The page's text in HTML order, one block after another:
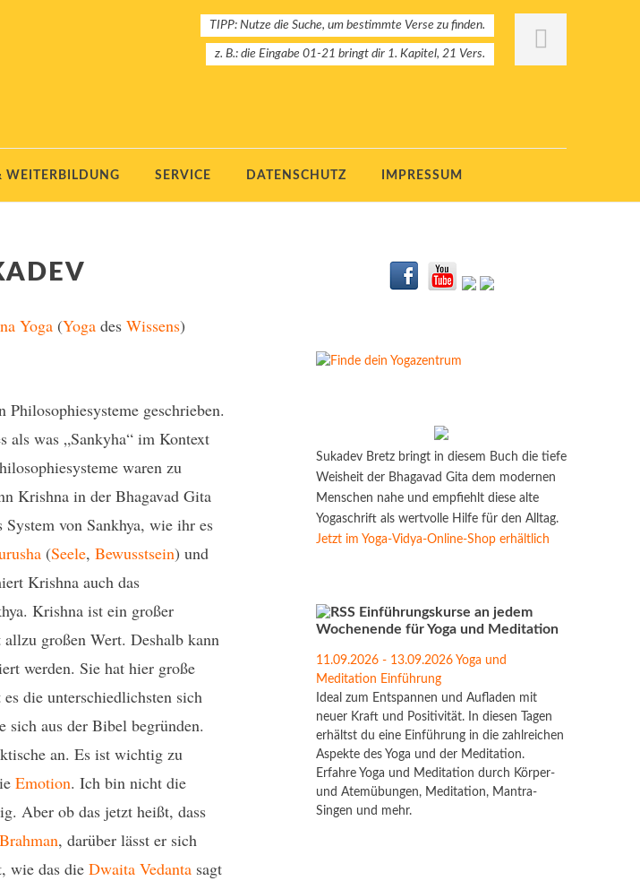
TIPP: Nutze die Suche, um bestimmte Verse zu finden.
z. B.: die Eingabe 01-21 bringt dir 1. Kapitel, 21 Vers.
WEITERBILDUNG SERVICE DATENSCHUTZ IMPRESSUM
Yoga (Yoga desWissens)
geschrieben.
als was „Sankyha“ im Kontext
waren zu
Krishna in der Bhagavad Gita
von Sankhya, wie ihr es
(Seele,Bewusstsein) und
Krishna auch das
Krishna ist ein großer
großen Wert. Deshalb kann
werden. Sie hat hier große
die unterschiedlichsten sich
sich aus der Bibel begründen.
an. Es ist wichtig zu
Emotion. Ich bin nicht die
Aber ob das jetzt heißt, dass
Brahman, darüber lässt er sich
wie das dieDwaita Vedanta sagt
Sukadev Bretz bringt in diesem Buch die tiefe
Weisheit der Bhagavad Gita dem modernen
Menschen nahe und empfiehlt diese alte
Yogaschrift als wertvolle Hilfe für den Alltag.
Jetzt im Yoga-Vidya-Online-Shop erhältlich
Einführungskurse an jedem
Wochenende für Yoga und Meditation
11.09.2026 - 13.09.2026 Yoga und
Meditation Einführung
Ideal zum Entspannen und Aufladen mit
neuer Kraft und Positivität. In diesen Tagen
erhältst du eine Einführung in die zahlreichen
Aspekte des Yoga und der Meditation.
Erfahre Yoga und Meditation durch Körper-
und Atemübungen, Meditation, Mantra-
Singen und mehr.